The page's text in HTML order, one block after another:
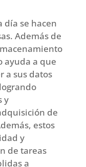
día se hacen
Además de
ayuda a que
a sus datos
y
de
estos
y
de tareas
a